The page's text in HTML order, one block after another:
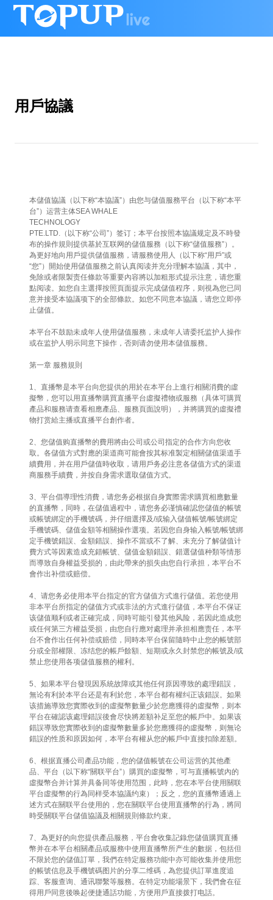
用戶協議
本儲值協議（以下称“本協議”）由您与儲值服務平台（以下称“本平
台”）运营主体SEA WHALE
TECHNOLOGY
PTE.LTD.（以下称“公司”）签订；本平台按照本協議规定及不時發
布的操作規則提供基於互联网的儲值服務（以下称“儲值服務”）。
為更好地向用戶提供儲值服務，请服務使用人（以下称“用戶”或
“您”）開始使用儲值服務之前认真阅读并充分理解本協議，其中，
免除或者限製责任條款等重要內容將以加粗形式提示注意，请您重
點阅读。如您自主選擇按照頁面提示完成儲值程序，则視為您已同
意并接受本協議项下的全部條款。如您不同意本協議，请您立即停
止儲值。
本平台不鼓励未成年人使用儲值服務，未成年人请委托监护人操作
或在监护人明示同意下操作，否则请勿使用本儲值服務。
第一章 服務規則
1、直播幣是本平台向您提供的用於在本平台上進行相關消費的虛
擬幣，您可以用直播幣購買直播平台虛擬禮物或服務（具体可購買
產品和服務请查看相應產品、服務頁面說明），并將購買的虛擬禮
物打赏給主播或直播平台創作者。
2、您儲值购直播幣的費用將由公司或公司指定的合作方向您收
取。各儲值方式對應的渠道商可能會按其标准製定相關儲值渠道手
續費用，并在用戶儲值時收取，请用戶务必注意各儲值方式的渠道
商服務手續費，并按自身需求選取儲值方式。
3、平台倡導理性消費，请您务必根据自身實際需求購買相應數量
的直播幣，同時，在儲值過程中，请您务必谨慎確認您儲值的帳號
或帳號綁定的手機號碼，并仔细選擇及/或输入儲值帳號/帳號綁定
手機號碼、儲值金額等相關操作選项。若因您自身输入帳號/帳號綁
定手機號錯誤、金額錯誤、操作不當或不了解、未充分了解儲值计
費方式等因素造成充錯帳號、儲值金額錯誤、錯選儲值种類等情形
而導致自身權益受损的，由此帶来的损失由您自行承担，本平台不
會作出补偿或赔偿。
4、请您务必使用本平台指定的官方儲值方式進行儲值。若您使用
非本平台所指定的儲值方式或非法的方式進行儲值，本平台不保证
该儲值顺利或者正確完成，同時可能引發其他风险，若因此造成您
或任何第三方權益受损，由您自行應对處理并承担相應责任，本平
台不會作出任何补偿或赔偿，同時本平台保留隨時中止您的帳號部
分或全部權限、冻结您的帳戶餘額、短期或永久封禁您的帳號及/或
禁止您使用各项儲值服務的權利。
5、如果本平台發現因系統故障或其他任何原因導致的處理錯誤，
無论有利於本平台还是有利於您，本平台都有權纠正该錯誤。如果
该措施導致您實際收到的虛擬幣數量少於您應獲得的虛擬幣，则本
平台在確認该處理錯誤後會尽快將差額补足至您的帳戶中。如果该
錯誤導致您實際收到的虛擬幣數量多於您應獲得的虛擬幣，则無论
錯誤的性质和原因如何，本平台有權从您的帳戶中直接扣除差額。
6、根据直播公司產品功能，您的儲值帳號在公司运营的其他產
品、平台（以下称“關联平台”）購買的虛擬幣，可与直播帳號內的
虛擬幣合并计算并具备同等使用范围，此時，您在本平台使用關联
平台虛擬幣的行為同样受本協議约束）；反之，您的直播幣通過上
述方式在關联平台使用的，您在關联平台使用直播幣的行為，將同
時受關联平台儲值協議及相關規則條款约束。
7、為更好的向您提供產品服務，平台會收集記錄您儲值購買直播
幣并在本平台相關產品或服務中使用直播幣所产生的數据，包括但
不限於您的儲值訂單，我們在特定服務功能中亦可能收集并使用您
的帳號信息及手機號碼图片的分享二维碼，為您提供訂單進度追
踪、客服查询、通讯聯繫等服務。在特定功能場景下，我們會在征
得用戶同意後唤起便捷通話功能，方便用戶直接拨打电話。